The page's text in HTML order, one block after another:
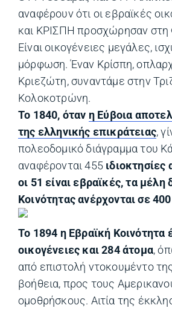
αναφέρουν ότι οι εβραϊκές
και ΚΡΙΣΠΗ προσχώρησαν στη
Είναι οικογένειες μεγάλες,
μόρφωση. Έναν Κρίσπη,
Κριεζώτη, συναντάμε στην
Κολοκοτρώνη.
Το 1840, όταν η Εύβοια
της ελληνικής επικράτειας,
πολεοδομικό διάγραμμα του
αναφέρονται 455 ιδιοκτησίες
οι 51 είναι εβραϊκές, τα μέλη
Κοινότητας ανέρχονται σε
Το 1894 η Εβραϊκή Κοινότητα
οικογένειες και 284 άτομα,
από επιστολή ντοκουμέντο
βοήθεια, προς τους
ομοθρήσκους. Αιτία της